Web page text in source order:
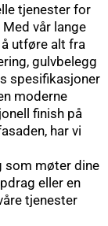
tjenester for
vår lange
utføre alt fra
gulvbelegg
spesifikasjoner
moderne
finish på
har vi
som møter dine
eller en
tjenester